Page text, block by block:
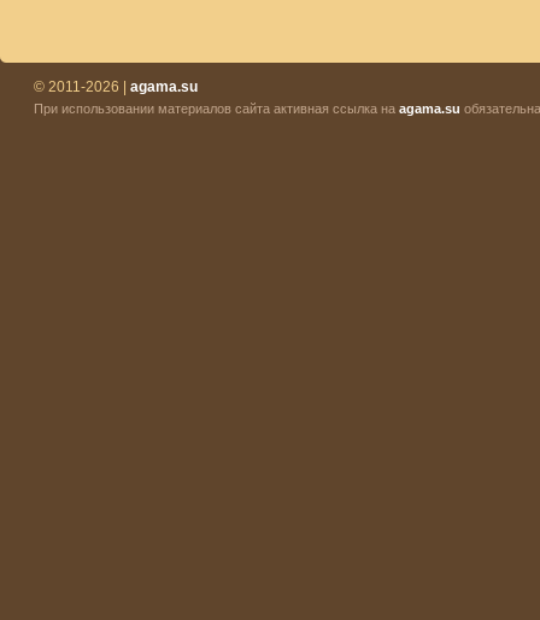
© 2011-2026 | agama.su
При использовании материалов сайта активная ссылка на agama.su